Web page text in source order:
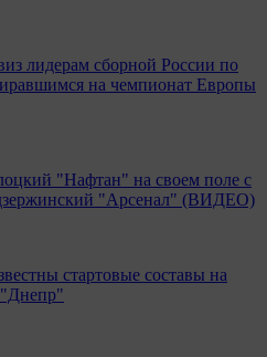
лидерам сборной России по
на чемпионат Европы
"Нафтан" на своем поле с
"Арсенал" (ВИДЕО)
стартовые составы на